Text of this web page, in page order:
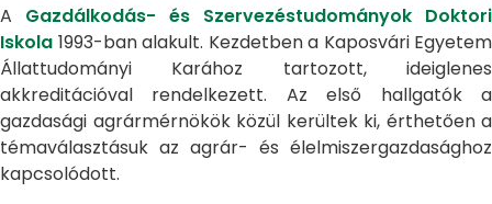
A Gazdálkodás- és Szervezéstudományok Doktori
Iskola 1993-ban alakult. Kezdetben a Kaposvári Egyetem
Állattudományi Karához tartozott, ideiglenes
akkreditációval rendelkezett. Az első hallgatók a
gazdasági agrármérnökök közül kerültek ki, érthetően a
témaválasztásuk az agrár- és élelmiszergazdasághoz
kapcsolódott.